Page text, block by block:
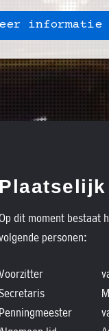
informatie
dit moment bestaat
personen:
Penningmeester